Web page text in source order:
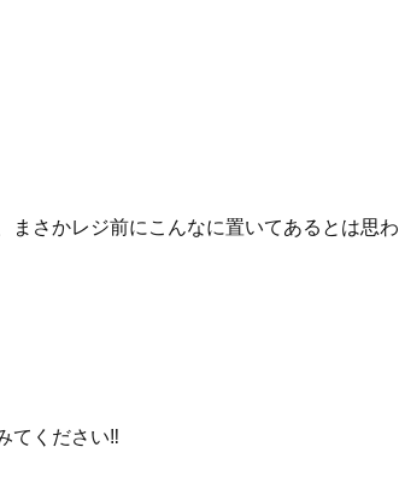
まさかレジ前にこんなに置いてあるとは思わ
てください‼︎